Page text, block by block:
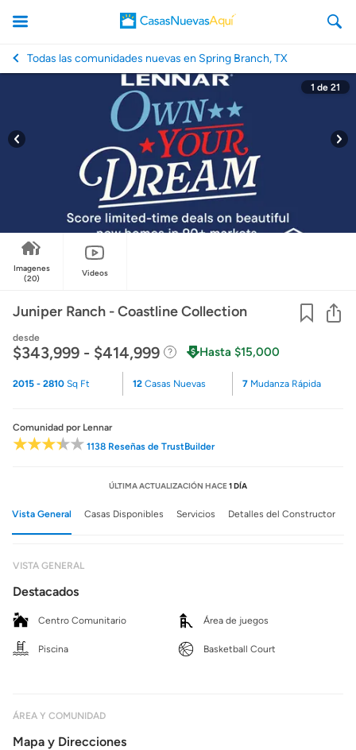
CasasNuevasAqui
Todas las comunidades nuevas en Spring Branch, TX
1 de 21
Imagenes
(20)
Videos
Juniper Ranch - Coastline Collection
desde
$343,999 - $414,999 Hasta $15,000
2015 - 2810 Sq Ft 12Casas Nuevas 7 Mudanza Rápida
Comunidad por Lennar
1138 Reseñas de TrustBuilder
ÚLTIMA ACTUALIZACIÓN HACE1 DÍA
Vista General Casas Disponibles Servicios Detalles del Constructor
VISTA GENERAL
Destacados
Centro Comunitario Área de juegos
Piscina Basketball Court
ÁREA Y COMUNIDAD
Mapa y Direcciones